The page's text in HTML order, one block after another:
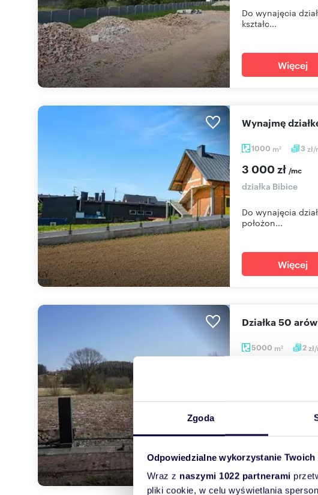
Zgoda
Odpowiedzialne wykorzystanie Twoich
Wraz z naszymi 1022 partnerami
pliki cookie, w celu wyświetlania
Do wynajęcia
kształc...
Więcej
1000 m2 3 zł/
Wynajmę
3 000 zł /mc
działka Bibice
Do wynajęcia
położon...
Więcej
5000 m2 2
Działka 50
Do wynajęcia
Więcej